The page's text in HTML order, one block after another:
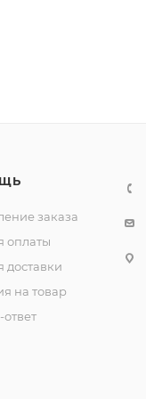
заказа
оплаты
доставки
на товар